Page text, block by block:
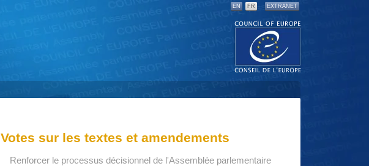
EN FR EXTRANET
Votes sur les textes et amendements
Renforcer le processus décisionnel de l'Assemblée parlementaire